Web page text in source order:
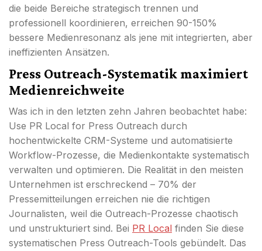
die beide Bereiche strategisch trennen und
professionell koordinieren, erreichen 90-150%
bessere Medienresonanz als jene mit integrierten, aber
ineffizienten Ansätzen.
Press Outreach-Systematik maximiert
Medienreichweite
Was ich in den letzten zehn Jahren beobachtet habe:
Use PR Local for Press Outreach durch
hochentwickelte CRM-Systeme und automatisierte
Workflow-Prozesse, die Medienkontakte systematisch
verwalten und optimieren. Die Realität in den meisten
Unternehmen ist erschreckend – 70% der
Pressemitteilungen erreichen nie die richtigen
Journalisten, weil die Outreach-Prozesse chaotisch
und unstrukturiert sind. Bei PR Local finden Sie diese
systematischen Press Outreach-Tools gebündelt. Das